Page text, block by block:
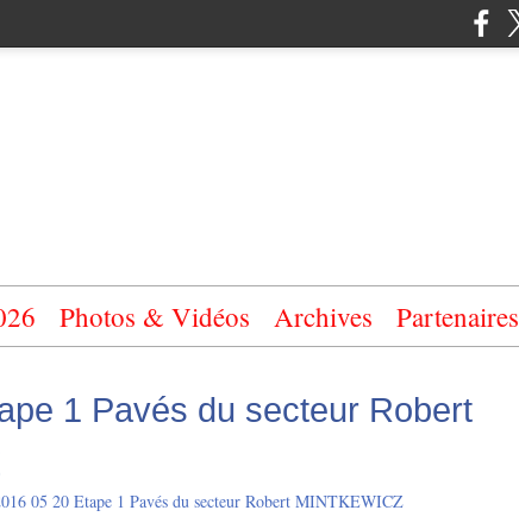
Photos & Vidéos Archives Partenaires
1 Pavés du secteur Robert